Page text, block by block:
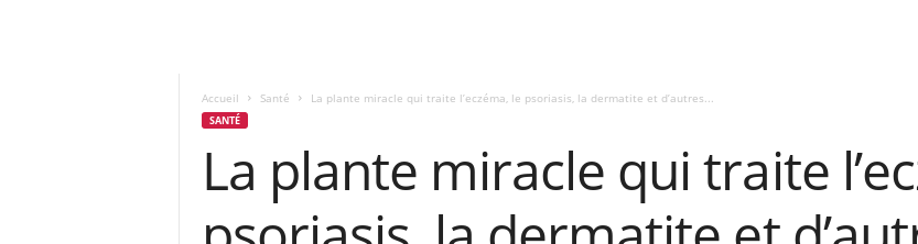
Accueil Santé La plante miracle qui traite l’eczéma, le psoriasis, la dermatite et d’autres...
SANTÉ
La plante miracle qui traite